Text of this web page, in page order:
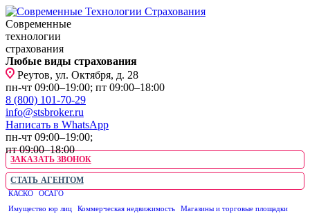
Современные
технологии
страхования
Любые виды страхования
Реутов, ул. Октября, д. 28
пн-чт 09:00–19:00; пт 09:00–18:00
8 (800) 101-70-29
info@stsbroker.ru
Написать в WhatsApp
пн-чт 09:00–19:00;
пт 09:00–18:00
ЗАКАЗАТЬ ЗВОНОК
СТАТЬ АГЕНТОМ
КАСКО ОСАГО
Имущество юр лиц
Коммерческая недвижимость
Магазины и торговые площадки